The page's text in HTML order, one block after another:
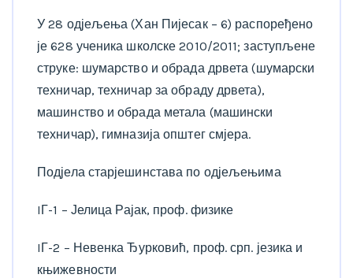
У 28 одјељења (Хан Пијесак – 6) распоређено
је 628 ученика школске 2010/2011; заступљене
струке: шумарство и обрада дрвета (шумарски
техничар, техничар за обраду дрвета),
машинство и обрада метала (машински
техничар), гимназија општег смјера.
Подјела старјешинстава по одјељењима
IГ-1 – Јелица Рајак, проф. физике
IГ-2 – Невенка Ђурковић, проф. срп. језика и
књижевности